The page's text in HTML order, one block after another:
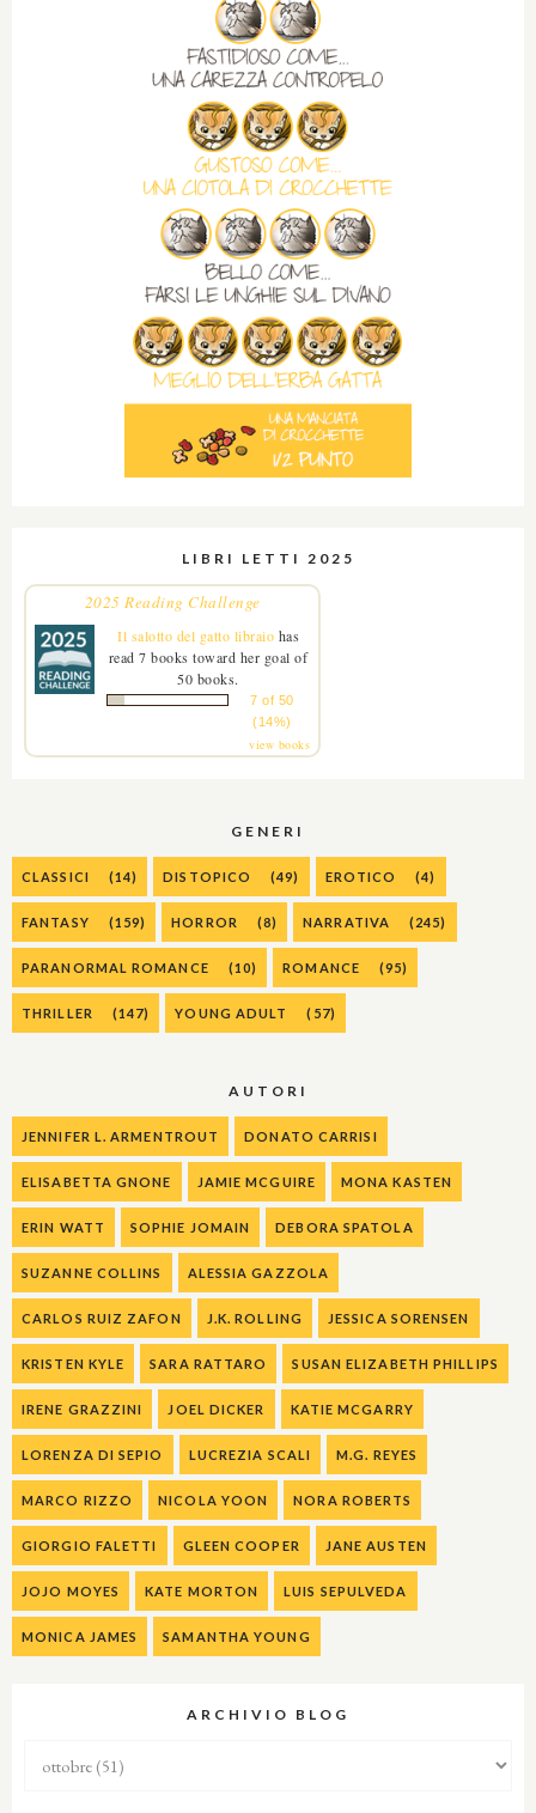
LIBRI LETTI 2025
2025 Reading Challenge
Il salotto del gatto libraio has
read 7 books toward her goal of
50 books.
7 of 50
(14%)
view books
GENERI
CLASSICI (14) DISTOPICO (49) EROTICO (4)
FANTASY (159) HORROR (8) NARRATIVA (245)
PARANORMAL ROMANCE (10) ROMANCE (95)
THRILLER (147) YOUNG ADULT (57)
AUTORI
JENNIFER L. ARMENTROUT DONATO CARRISI
ELISABETTA GNONE JAMIE MCGUIRE MONA KASTEN
ERIN WATT SOPHIE JOMAIN DEBORA SPATOLA
SUZANNE COLLINS ALESSIA GAZZOLA
CARLOS RUIZ ZAFON J.K. ROLLING JESSICA SORENSEN
KRISTEN KYLE SARA RATTARO SUSAN ELIZABETH PHILLIPS
IRENE GRAZZINI JOEL DICKER KATIE MCGARRY
LORENZA DI SEPIO LUCREZIA SCALI M.G. REYES
MARCO RIZZO NICOLA YOON NORA ROBERTS
GIORGIO FALETTI GLEEN COOPER JANE AUSTEN
JOJO MOYES KATE MORTON LUIS SEPULVEDA
MONICA JAMES SAMANTHA YOUNG
ARCHIVIO BLOG